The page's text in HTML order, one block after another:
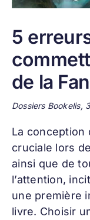
5
de la
Dossiers Bookelis,
La conception
cruciale lors
ainsi que de
l’attention,
une première
livre. Choisir